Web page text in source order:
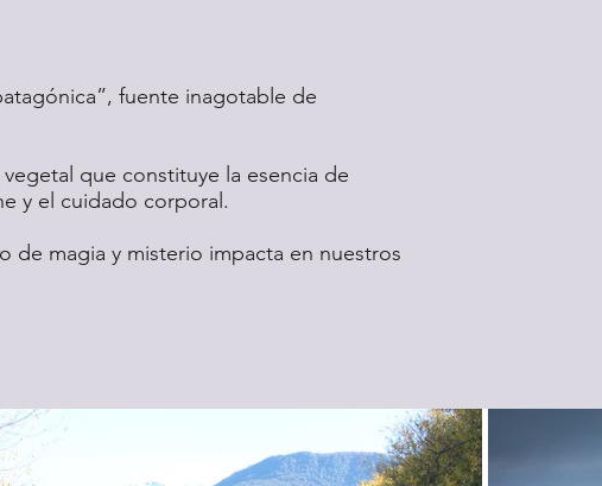
fuente inagotable de
que constituye la esencia de
y el cuidado corporal.
de magia y misterio impacta en nuestros